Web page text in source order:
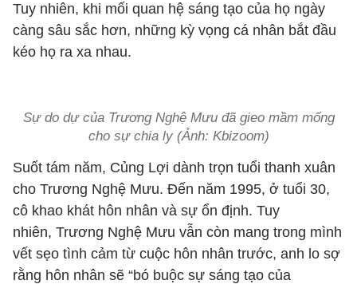
Tuy nhiên, khi mối quan hệ sáng tạo của họ ngày
càng sâu sắc hơn, những kỳ vọng cá nhân bắt đầu
kéo họ ra xa nhau.
Sự do dự của Trương Nghệ Mưu đã gieo mầm mống
cho sự chia ly (Ảnh: Kbizoom)
Suốt tám năm, Củng Lợi dành trọn tuổi thanh xuân
cho Trương Nghệ Mưu. Đến năm 1995, ở tuổi 30,
cô khao khát hôn nhân và sự ổn định. Tuy
nhiên, Trương Nghệ Mưu vẫn còn mang trong mình
vết sẹo tình cảm từ cuộc hôn nhân trước, anh lo sợ
rằng hôn nhân sẽ “bó buộc sự sáng tạo của